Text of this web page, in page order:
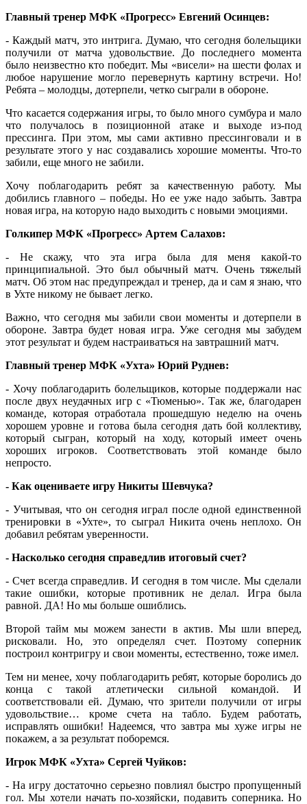
Главный тренер МФК «Прогресс» Евгений Осинцев:
- Каждый матч, это интрига. Думаю, что сегодня болельщики
получили от матча удовольствие. До последнего момента
было неизвестно кто победит. Мы «висели» на шести фолах и
любое нарушение могло перевернуть картину встречи. Но!
Ребята – молодцы, дотерпели, четко сыграли в обороне.
Что касается содержания игры, то было много сумбура и мало
что получалось в позиционной атаке и выходе из-под
прессинга. При этом, мы сами активно прессинговали и в
результате этого у нас создавались хорошие моменты. Что-то
забили, еще много не забили.
Хочу поблагодарить ребят за качественную работу. Мы
добились главного – победы. Но ее уже надо забыть. Завтра
новая игра, на которую надо выходить с новыми эмоциями.
Голкипер МФК «Прогресс» Артем Салахов:
- Не скажу, что эта игра была для меня какой-то
принципиальной. Это был обычный матч. Очень тяжелый
матч. Об этом нас предупреждал и тренер, да и сам я знаю, что
в Ухте никому не бывает легко.
Важно, что сегодня мы забили свои моменты и дотерпели в
обороне. Завтра будет новая игра. Уже сегодня мы забудем
этот результат и будем настраиваться на завтрашний матч.
Главный тренер МФК «Ухта» Юрий Руднев:
- Хочу поблагодарить болельщиков, которые поддержали нас
после двух неудачных игр с «Тюменью». Так же, благодарен
команде, которая отработала прошедшую неделю на очень
хорошем уровне и готова была сегодня дать бой коллективу,
который сыгран, который на ходу, который имеет очень
хороших игроков. Соответствовать этой команде было
непросто.
- Как оцениваете игру Никиты Шевчука?
- Учитывая, что он сегодня играл после одной единственной
тренировки в «Ухте», то сыграл Никита очень неплохо. Он
добавил ребятам уверенности.
- Насколько сегодня справедлив итоговый счет?
- Счет всегда справедлив. И сегодня в том числе. Мы сделали
такие ошибки, которые противник не делал. Игра была
равной. ДА! Но мы больше ошиблись.
Второй тайм мы можем занести в актив. Мы шли вперед,
рисковали. Но, это определял счет. Поэтому соперник
построил контригру и свои моменты, естественно, тоже имел.
Тем ни менее, хочу поблагодарить ребят, которые боролись до
конца с такой атлетически сильной командой. И
соответствовали ей. Думаю, что зрители получили от игры
удовольствие… кроме счета на табло. Будем работать,
исправлять ошибки! Надеемся, что завтра мы хуже игры не
покажем, а за результат поборемся.
Игрок МФК «Ухта» Сергей Чуйков:
- На игру достаточно серьезно повлиял быстро пропущенный
гол. Мы хотели начать по-хозяйски, подавить соперника. Но